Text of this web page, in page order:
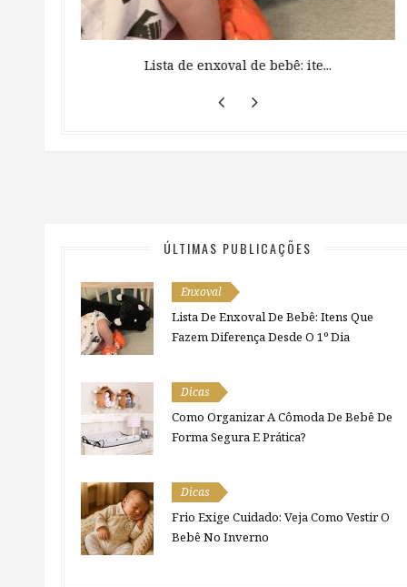
Lista de enxoval de bebê: ite...
ÚLTIMAS PUBLICAÇÕES
Enxoval
Lista De Enxoval De Bebê: Itens Que
Fazem Diferença Desde O 1º Dia
Dicas
Como Organizar A Cômoda De Bebê De
Forma Segura E Prática?
Dicas
Frio Exige Cuidado: Veja Como Vestir O
Bebê No Inverno